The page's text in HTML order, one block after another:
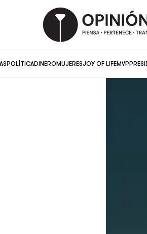
POLÍTICADINEROMUJERESJOY OF LIFEMVP